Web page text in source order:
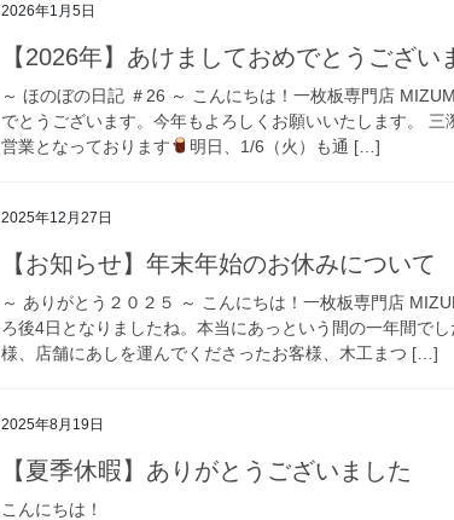
2026年1月5日
【2026年】あけましておめでとうござい
～ ほのぼの日記 ＃26 ～ こんにちは！一枚板専門店
でとうございます。今年もよろしくお願いいたします。 三
営業となっております
明日、1/6（火）も通 […]
2025年12月27日
【お知らせ】年末年始のお休みについて
～ ありがとう２０２５ ～ こんにちは！一枚板専門店
ろ後4日となりましたね。本当にあっという間の一年間で
様、店舗にあしを運んでくださったお客様、木工まつ […]
2025年8月19日
【夏季休暇】ありがとうございました
こんにちは！